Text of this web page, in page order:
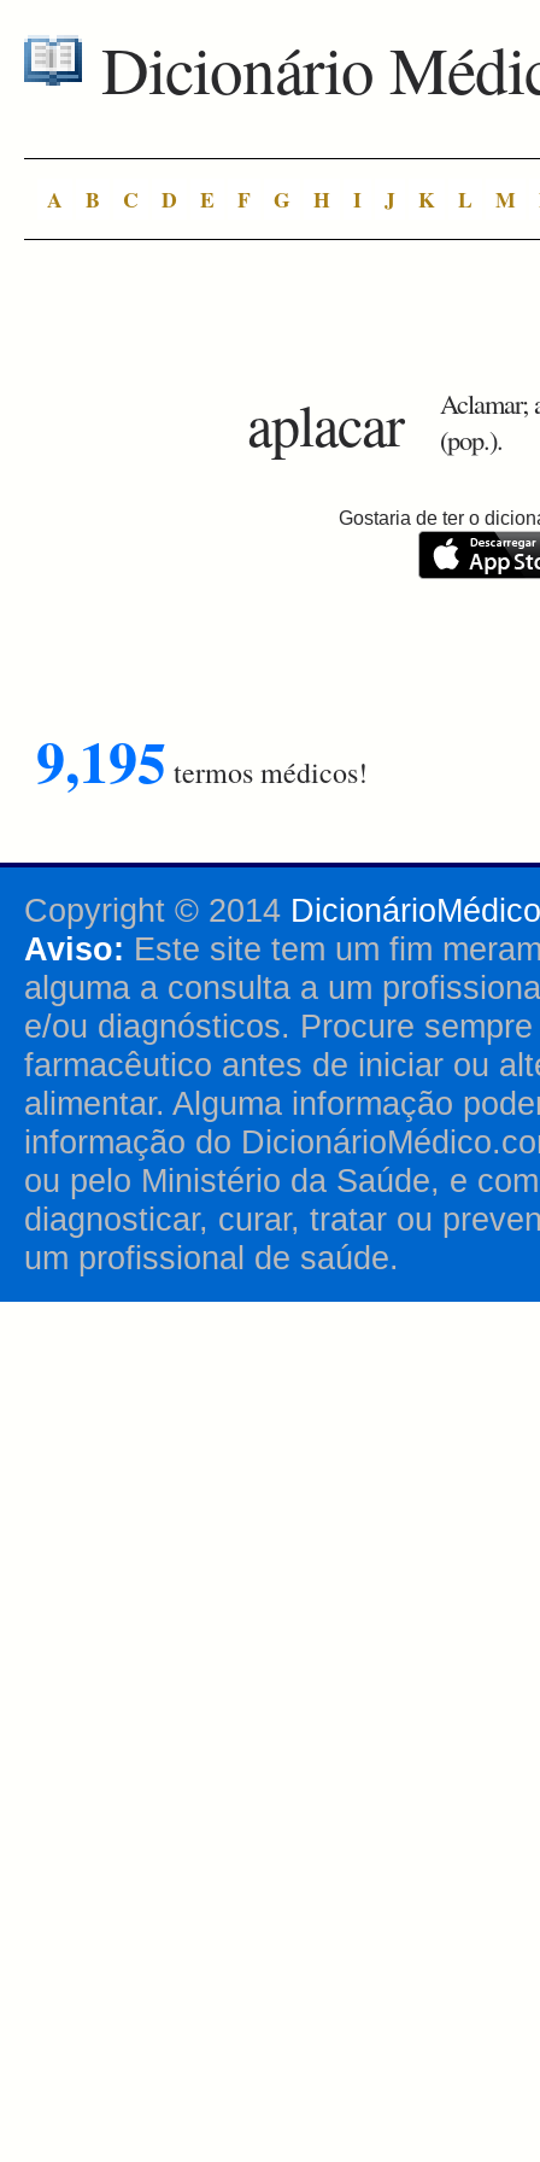
Dicionário
A B C D E F G H I J K L M
aplacar
Aclamar;
(pop.).
Gostaria de ter o
9,195 termos médicos!
Copyright © 2014
Aviso: Este site tem um fim
alguma a consulta a um
e/ou diagnósticos. Procure
farmacêutico antes de iniciar ou
alimentar. Alguma informação
informação do
ou pelo Ministério da Saúde, e
diagnosticar, curar, tratar ou
um profissional de saúde.